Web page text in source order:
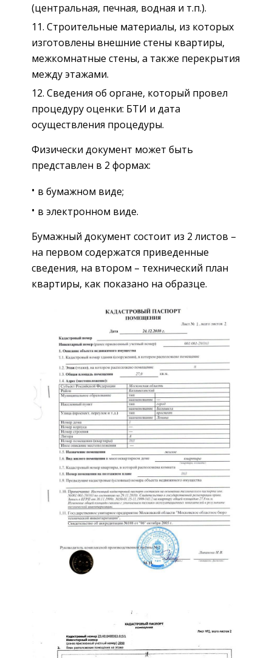
(центральная, печная, водная и т.п.).
Строительные материалы, из которых
изготовлены внешние стены квартиры,
межкомнатные стены, а также перекрытия
между этажами.
Сведения об органе, который провел
процедуру оценки: БТИ и дата
осуществления процедуры.
Физически документ может быть
представлен в 2 формах:
в бумажном виде;
в электронном виде.
Бумажный документ состоит из 2 листов –
на первом содержатся приведенные
сведения, на втором – технический план
квартиры, как показано на образце.